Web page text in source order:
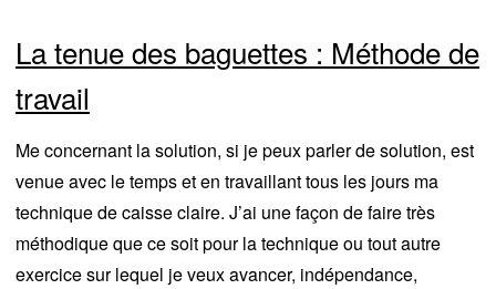
La tenue des baguettes : Méthode de
travail
Me concernant la solution, si je peux parler de solution, est
venue avec le temps et en travaillant tous les jours ma
technique de caisse claire. J’ai une façon de faire très
méthodique que ce soit pour la technique ou tout autre
exercice sur lequel je veux avancer, indépendance,